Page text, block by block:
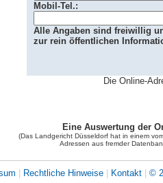
Mobil-Tel.:
Alle Angaben sind freiwillig
zur rein öffentlichen
Die Online-
Eine Auswertung der
(Das Landgericht Düsseldorf hat in einem
Adressen aus fremder
Rechtliche Hinweise Kontakt ©